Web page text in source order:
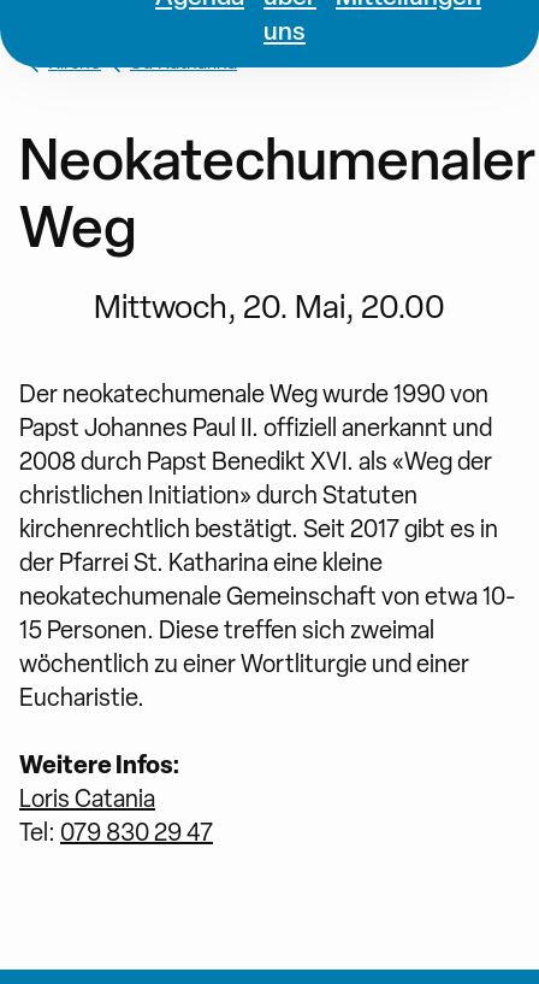
uns
Kirche St. Katharina
Neokatechumenaler
Weg
Mittwoch, 20. Mai, 20.00
Der neokatechumenale Weg wurde 1990 von
Papst Johannes Paul II. offiziell anerkannt und
2008 durch Papst Benedikt XVI. als «Weg der
christlichen Initiation» durch Statuten
kirchenrechtlich bestätigt. Seit 2017 gibt es in
der Pfarrei St. Katharina eine kleine
neokatechumenale Gemeinschaft von etwa 10-
15 Personen. Diese treffen sich zweimal
wöchentlich zu einer Wortliturgie und einer
Eucharistie.
Weitere Infos:
Loris Catania
Tel: 079 830 29 47